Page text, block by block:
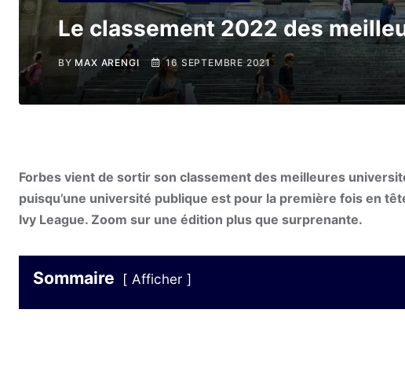
Le classement 2022 des
BY MAX ARENGI 16 SEPTEMBRE 2021
Forbes vient de sortir son classement des meilleures
puisqu’une université publique est pour la première fois en
Ivy League. Zoom sur une édition plus que surprenante.
Sommaire Afficher